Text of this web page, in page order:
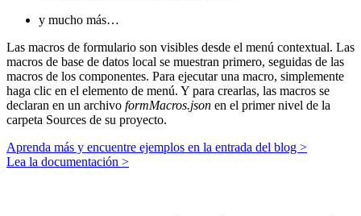
y mucho más…
Las macros de formulario son visibles desde el menú contextual. Las
macros de base de datos local se muestran primero, seguidas de las
macros de los componentes. Para ejecutar una macro, simplemente
haga clic en el elemento de menú. Y para crearlas, las macros se
declaran en un archivo formMacros.json en el primer nivel de la
carpeta Sources de su proyecto.
Aprenda más y encuentre ejemplos en la entrada del blog >
Lea la documentación >